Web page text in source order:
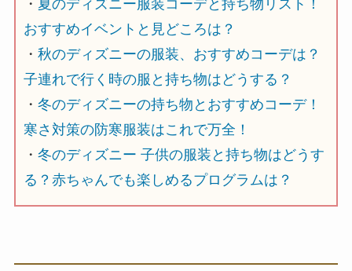
・ 夏のディズニー服装コーデと持ち物リスト！
おすすめイベントと見どころは？
・ 秋のディズニーの服装、おすすめコーデは？
子連れで行く時の服と持ち物はどうする？
・ 冬のディズニーの持ち物とおすすめコーデ！
寒さ対策の防寒服装はこれで万全！
・ 冬のディズニー 子供の服装と持ち物はどうす
る？赤ちゃんでも楽しめるプログラムは？